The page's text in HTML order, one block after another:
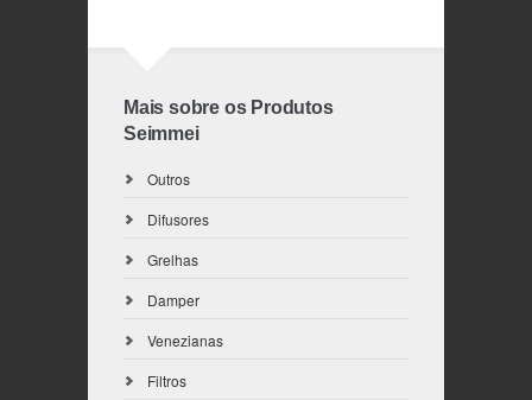
Mais sobre os Produtos
Seimmei
Outros
Difusores
Grelhas
Damper
Venezianas
Filtros